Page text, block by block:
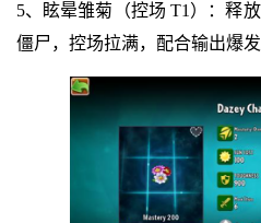
5、眩晕雏菊（控场 T1）：释
僵尸，控场拉满，配合输出爆发